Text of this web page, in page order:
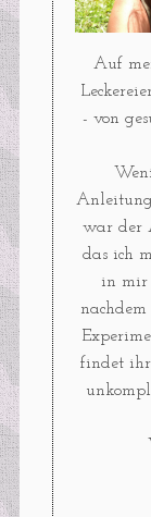
Auf
- von
Anleitung
war der
das ich
in mir
findet ihr